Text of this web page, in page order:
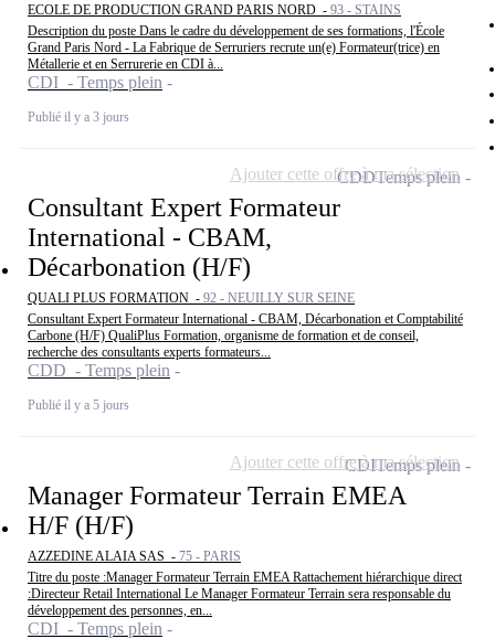
ECOLE DE PRODUCTION GRAND PARIS NORD - 93 - STAINS
Description du poste Dans le cadre du développement de ses formations, l'École
Grand Paris Nord - La Fabrique de Serruriers recrute un(e) Formateur(trice) en
Métallerie et en Serrurerie en CDI à...
CDI - Temps plein
Publié il y a 3 jours
Consultant Expert Formateur
International - CBAM,
Décarbonation (H/F)
QUALI PLUS FORMATION - 92 - NEUILLY SUR SEINE
Consultant Expert Formateur International - CBAM, Décarbonation et Comptabilité
Carbone (H/F) QualiPlus Formation, organisme de formation et de conseil,
recherche des consultants experts formateurs...
CDD - Temps plein
Publié il y a 5 jours
CDDTemps plein
Ajouter cette offre à ma sélection
Manager Formateur Terrain EMEA
H/F (H/F)
AZZEDINE ALAIA SAS - 75 - PARIS
Titre du poste :Manager Formateur Terrain EMEA Rattachement hiérarchique direct
:Directeur Retail International Le Manager Formateur Terrain sera responsable du
développement des personnes, en...
CDI - Temps plein
CDITemps plein
Ajouter cette offre à ma sélection